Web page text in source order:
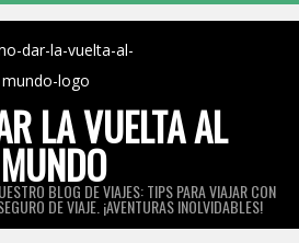
LA VUELTA AL
MUNDO
BLOG DE VIAJES: TIPS PARA VIAJAR CON
DE VIAJE. ¡AVENTURAS INOLVIDABLES!